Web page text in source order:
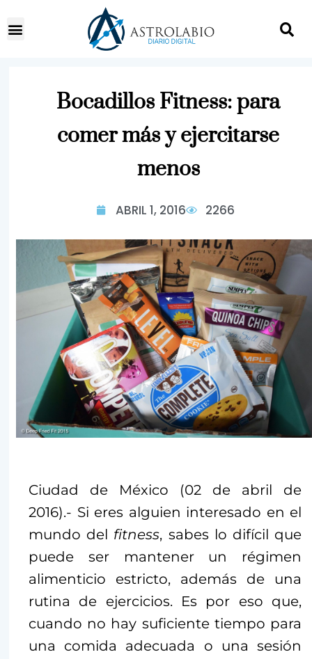
Bocadillos Fitness: para
comer más y ejercitarse
menos
ABRIL 1, 2016 2266
Ciudad de México (02 de abril de
2016).- Si eres alguien interesado en el
mundo del fitness, sabes lo difícil que
puede ser mantener un régimen
alimenticio estricto, además de una
rutina de ejercicios. Es por eso que,
cuando no hay suficiente tiempo para
una comida adecuada o una sesión